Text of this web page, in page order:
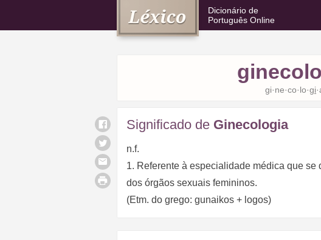
Dicionário de
Português Online
gi·ne·co·lo·gi
Significado de Ginecologia
n.f.
1. Referente à especialidade médica que
dos órgãos sexuais femininos.
(Etm. do grego: gunaikos + logos)